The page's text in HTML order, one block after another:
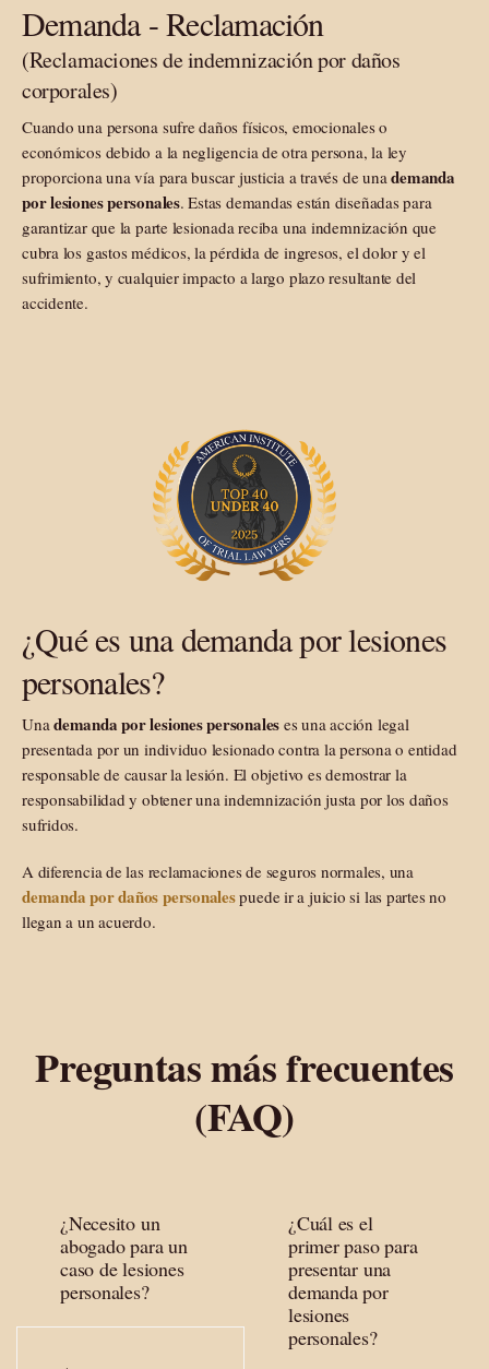
Demanda - Reclamación
(Reclamaciones de indemnización por daños
corporales)
Cuando una persona sufre daños físicos, emocionales o
económicos debido a la negligencia de otra persona, la ley
proporciona una vía para buscar justicia a través de unademanda
por lesiones personales. Estas demandas están diseñadas para
garantizar que la parte lesionada reciba una indemnización que
cubra los gastos médicos, la pérdida de ingresos, el dolor y el
sufrimiento, y cualquier impacto a largo plazo resultante del
accidente.
¿Qué es una demanda por lesiones
personales?
Unademanda por lesiones personales es una acción legal
presentada por un individuo lesionado contra la persona o entidad
responsable de causar la lesión. El objetivo es demostrar la
responsabilidad y obtener una indemnización justa por los daños
sufridos.
A diferencia de las reclamaciones de seguros normales, una
demanda por daños personalespuede ir a juicio si las partes no
llegan a un acuerdo.
Preguntas más frecuentes
(FAQ)
¿Necesito un
abogado para un
caso de lesiones
personales?
¿Cuál es el
primer paso para
presentar una
demanda por
lesiones
personales?